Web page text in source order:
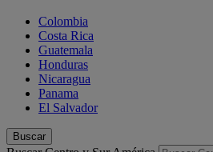
Colombia
Costa Rica
Guatemala
Honduras
Nicaragua
Panama
El Salvador
Buscar